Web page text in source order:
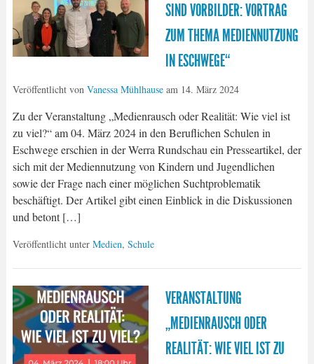
SIND VORBILDER: VORTRAG
ZUM THEMA MEDIENNUTZUNG
IN ESCHWEGE“
Veröffentlicht von Vanessa Mühlhauseam 14. März 2024
Zu der Veranstaltung „Medienrausch oder Realität: Wie viel ist
zu viel?“ am 04. März 2024 in den Beruflichen Schulen in
Eschwege erschien in der Werra Rundschau ein Presseartikel, der
sich mit der Mediennutzung von Kindern und Jugendlichen
sowie der Frage nach einer möglichen Suchtproblematik
beschäftigt. Der Artikel gibt einen Einblick in die Diskussionen
und betont […]
Veröffentlicht unter Medien, Schule
VERANSTALTUNG
„MEDIENRAUSCH ODER
REALITÄT: WIE VIEL IST ZU